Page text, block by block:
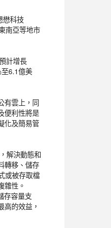
懋科技
南亞等地市
計增長
6.1億美
有雲上，同
便利性將是
化及簡易管
解決動態和
轉移、儲存
或被存取檔
雜性。
存容量支
的效益，